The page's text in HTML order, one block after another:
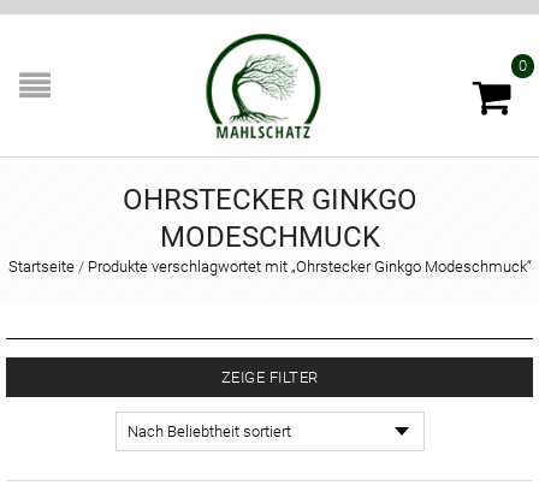
0
OHRSTECKER GINKGO
MODESCHMUCK
Startseite /Produkte verschlagwortet mit „Ohrstecker Ginkgo Modeschmuck“
ZEIGE FILTER